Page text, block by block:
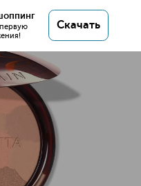
Скачать
пудра для лица